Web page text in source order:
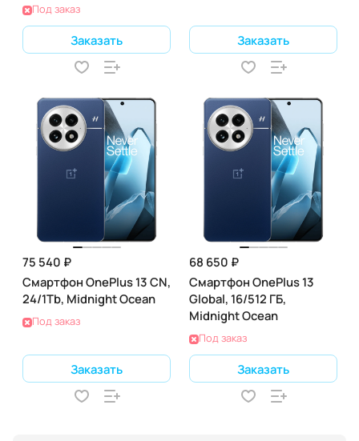
Под заказ
Заказать Заказать
75 540 ₽
Смартфон OnePlus 13 CN,
24/1Tb, Midnight Ocean
Под заказ
Заказать
68 650 ₽
Смартфон OnePlus 13
Global, 16/512 ГБ,
Midnight Ocean
Под заказ
Заказать